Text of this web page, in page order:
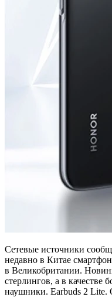
Сетевые источники
недавно в Китае
в Великобритании.
стерлингов, а в качестве
наушники. Earbuds 2 Lite.